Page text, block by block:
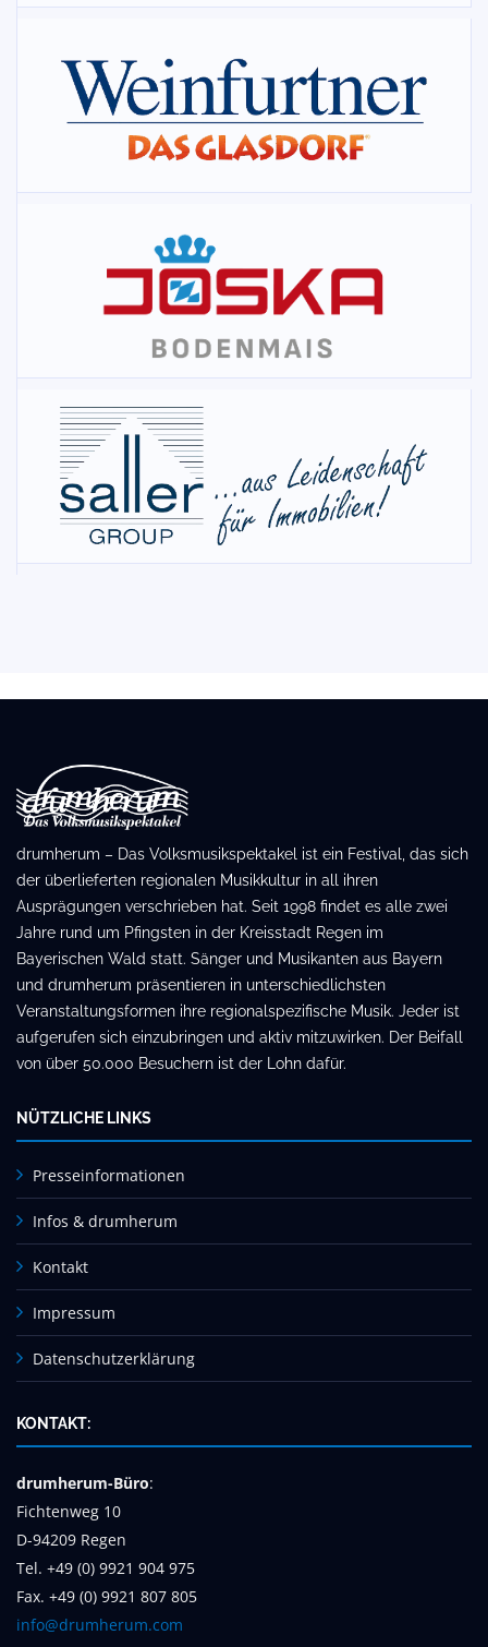
drumherum – Das Volksmusikspektakel ist ein Festival, das sich
der überlieferten regionalen Musikkultur in all ihren
Ausprägungen verschrieben hat. Seit 1998 findet es alle zwei
Jahre rund um Pfingsten in der Kreisstadt Regen im
Bayerischen Wald statt. Sänger und Musikanten aus Bayern
und drumherum präsentieren in unterschiedlichsten
Veranstaltungsformen ihre regionalspezifische Musik. Jeder ist
aufgerufen sich einzubringen und aktiv mitzuwirken. Der Beifall
von über 50.000 Besuchern ist der Lohn dafür.
NÜTZLICHE LINKS
Presseinformationen
Infos & drumherum
Kontakt
Impressum
Datenschutzerklärung
KONTAKT:
drumherum-Büro:
Fichtenweg 10
D-94209 Regen
Tel. +49 (0) 9921 904 975
Fax. +49 (0) 9921 807 805
info@drumherum.com